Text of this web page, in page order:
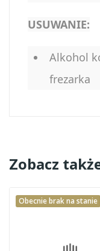
USUWANIE:
Alkohol
frezarka
Zobacz
Obecnie brak na stanie